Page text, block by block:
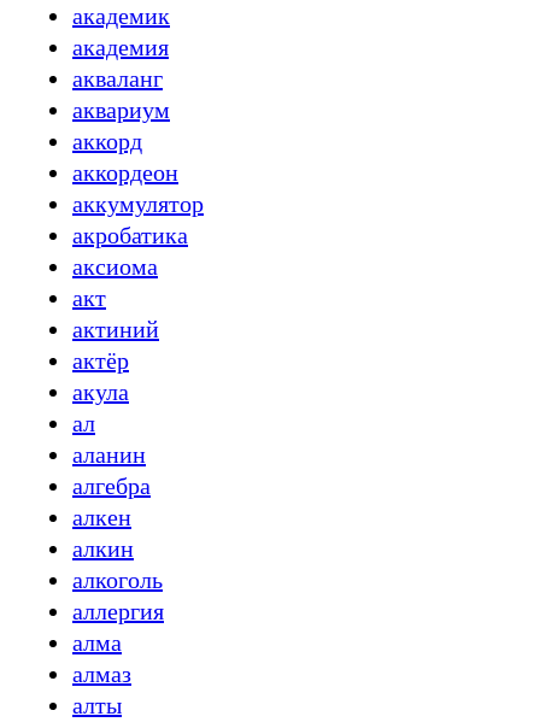
академик
академия
акваланг
аквариум
аккорд
аккордеон
аккумулятор
акробатика
аксиома
акт
актиний
актёр
акула
ал
аланин
алгебра
алкен
алкин
алкоголь
аллергия
алма
алмаз
алты